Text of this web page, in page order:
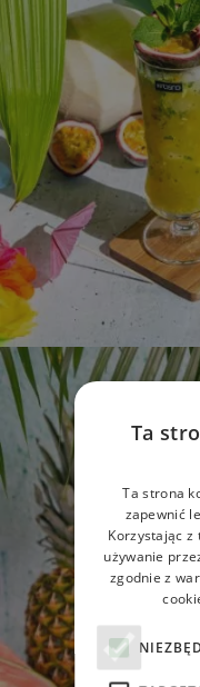
Ta
Ta strona
zapewnić
Korzystając z
używanie
zgodnie z